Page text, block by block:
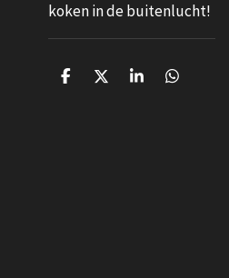
koken in de buitenlucht!
D
D
S
D